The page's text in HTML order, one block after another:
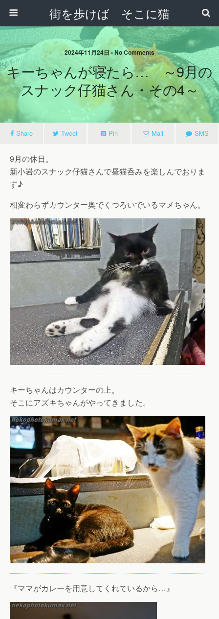
街を歩けば そこに猫
2024年11月24日 • No Comments
キーちゃんが寝たら… ～9月の
スナック仔猫さん・その4～
Share Tweet Pin Mail SMS
9月の休日。
新小岩のスナック仔猫さんで昼猫呑みを楽しんでおりま
す♪
相変わらずカウンター奥でくつろいでいるマメちゃん。
キーちゃんはカウンターの上。
そこにアズキちゃんがやってきました。
『ママがカレーを用意してくれているから…』